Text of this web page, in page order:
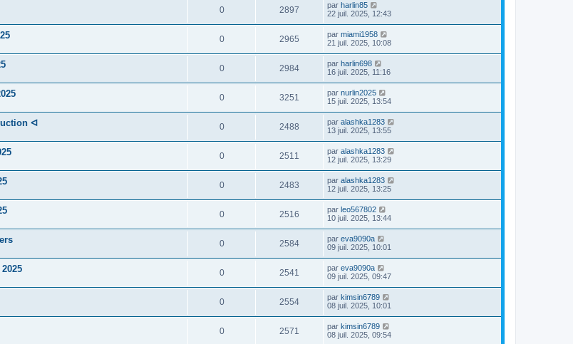
0 2897 par harlin85
22 juil. 2025, 12:43
0 2965 par miami1958
21 juil. 2025, 10:08
0 2984 par harlin698
16 juil. 2025, 11:16
0 3251 par nurlin2025
15 juil. 2025, 13:54
ᐊ 0 2488 par alashka1283
13 juil. 2025, 13:55
0 2511 par alashka1283
12 juil. 2025, 13:29
0 2483 par alashka1283
12 juil. 2025, 13:25
0 2516 par leo567802
10 juil. 2025, 13:44
0 2584 par eva9090a
09 juil. 2025, 10:01
0 2541 par eva9090a
09 juil. 2025, 09:47
0 2554 par kimsin6789
08 juil. 2025, 10:01
0 2571 par kimsin6789
08 juil. 2025, 09:54